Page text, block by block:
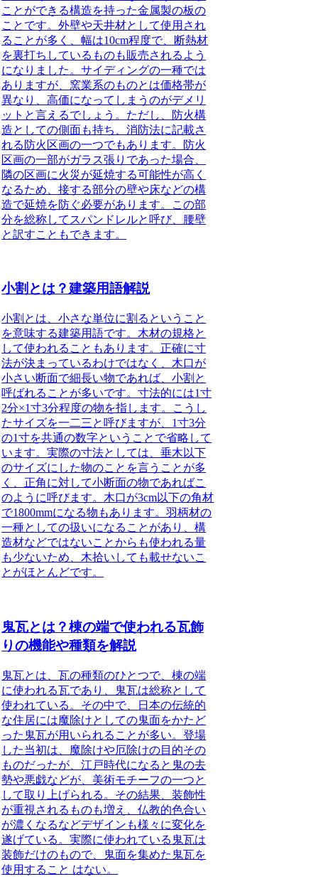
ことができる構造を持った金属製の板の
ことです。外壁や天井材として使用され
ることが多く、幅は10cm程度で、断熱材
を裏打ちしているものも販売されるよう
になりました。サイディングの一種では
ありますが、窯業系のものとは価格帯が
異なり、高価になってしまうのがデメリ
ットと言えるでしょう。ただし、防火構
造としての側面も持ち、消防法に記載さ
れる防火区画の一つでもあります。防火
区画の一部がガラス張りであった場合、
隣の区画に火災が延焼する可能性が高く
なるため、接する部分の壁や床などの構
造で延焼を防ぐ必要があります。この部
分を総称してスパンドレルと呼び、腰壁
と訳すこともできます。
小割とは？建築用語解説
小割とは 、小さな単位に割るということ
を意味する建築用語です。木材の規格と
して使われることもあります。正確に寸
法が決まっているわけではなく、木口が
小さい断面で細長い物であれば、小割と
呼ばれることが多いです。寸法的には1寸
2分×1寸3分程度の物を指します。こうし
たサイズを一二三と呼びますが、1寸3分
の1寸を共通の数字ということで省略して
います。実際の寸法としては、垂木以下
のサイズにした物のことを言うことが多
く、正角に対して小断面の物であればこ
のように呼びます。木口が3cm以下の角材
で1800mmになる物もあります。羽柄材の
一種としての扱いになることがあり、構
造材などではないことからも使われる量
も少ないため、木拾いしても載せないこ
とがほとんどです。
鬼瓦とは？棟の端で使われる瓦飾
りの機能や種類を解説
鬼瓦とは、瓦の種類のひとつで、棟の端
に使われる瓦であり、鬼瓦は総称として
使われている。その中で、
日本の伝統的
な住居には魔除けとしての鬼面をかたど
った鬼瓦が用いられる ことが多い。登場
した当初は、魔除けや厄除けの目的その
ものだったが、江戸時代になると鬼の去
勢や悪戯などが、美術モチーフの一つと
して取り上げられる。その結果、装飾性
が重視されるものも増え、仏教的色合い
が濃くなるなどデザインも様々に変化を
遂げている。実際に使われている鬼瓦は
装飾だけのもので、鬼面を集めた鬼瓦を
使用すること はない。